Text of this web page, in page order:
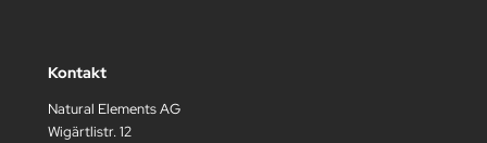
Kontakt
Natural Elements AG
Wigärtlistr. 12